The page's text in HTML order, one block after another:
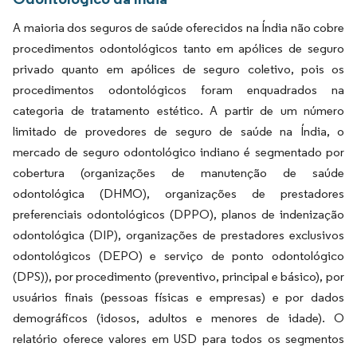
A maioria dos seguros de saúde oferecidos na Índia não cobre
procedimentos odontológicos tanto em apólices de seguro
privado quanto em apólices de seguro coletivo, pois os
procedimentos odontológicos foram enquadrados na
categoria de tratamento estético. A partir de um número
limitado de provedores de seguro de saúde na Índia, o
mercado de seguro odontológico indiano é segmentado por
cobertura (organizações de manutenção de saúde
odontológica (DHMO), organizações de prestadores
preferenciais odontológicos (DPPO), planos de indenização
odontológica (DIP), organizações de prestadores exclusivos
odontológicos (DEPO) e serviço de ponto odontológico
(DPS)), por procedimento (preventivo, principal e básico), por
usuários finais (pessoas físicas e empresas) e por dados
demográficos (idosos, adultos e menores de idade). O
relatório oferece valores em USD para todos os segmentos